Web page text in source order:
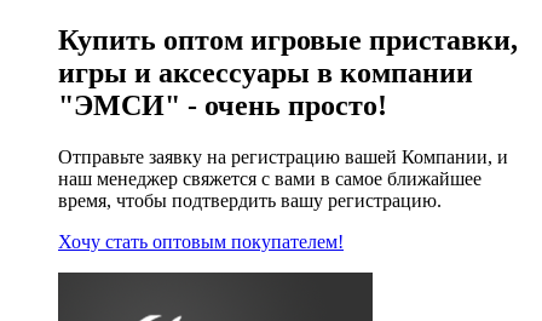
Купить оптом игровые приставки,
игры и аксессуары в компании
"ЭМСИ" - очень просто!
Отправьте заявку на регистрацию вашей Компании, и
наш менеджер свяжется с вами в самое ближайшее
время, чтобы подтвердить вашу регистрацию.
Хочу стать оптовым покупателем!